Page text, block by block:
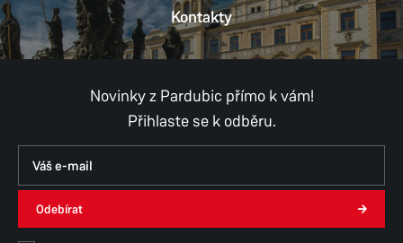
Kontakty
Novinky z Pardubic přímo k vám!
Přihlaste se k odběru.
Odebírat